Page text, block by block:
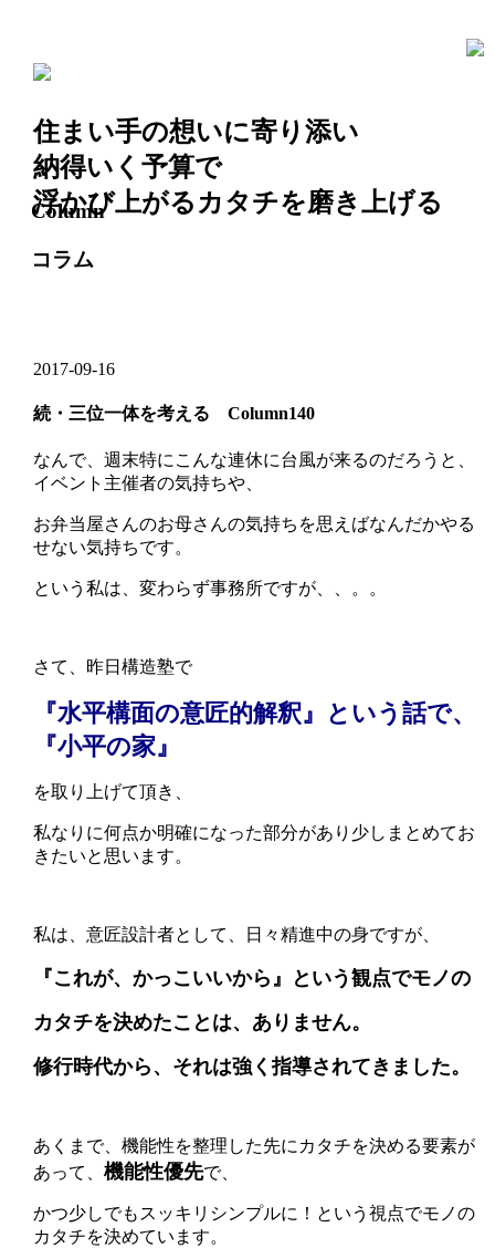
住まい手の想いに寄り添い
納得いく予算で
浮かび上がるカタチを磨き上げる
Column
コラム
2017-09-16
続・三位一体を考える Column140
なんで、週末特にこんな連休に台風が来るのだろうと、
イベント主催者の気持ちや、
お弁当屋さんのお母さんの気持ちを思えばなんだかやる
せない気持ちです。
という私は、変わらず事務所ですが、、。。
さて、昨日構造塾で
『水平構面の意匠的解釈』という話で、
『小平の家』
を取り上げて頂き、
私なりに何点か明確になった部分があり少しまとめてお
きたいと思います。
私は、意匠設計者として、日々精進中の身ですが、
『これが、かっこいいから』という観点でモノの
カタチを決めたことは、ありません。
修行時代から、それは強く指導されてきました。
あくまで、機能性を整理した先にカタチを決める要素が
あって、機能性優先で、
かつ少しでもスッキリシンプルに！という視点でモノの
カタチを決めています。